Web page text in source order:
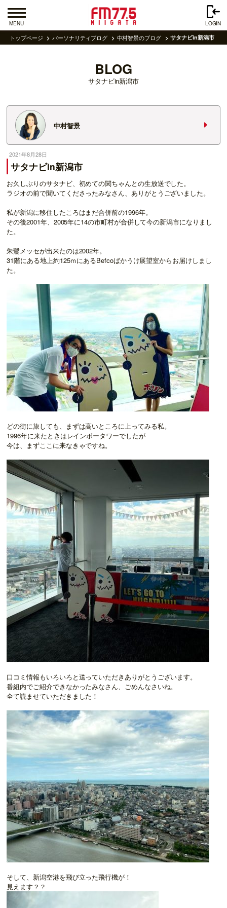
MENU LOGIN
トップページ パーソナリティブログ 中村智景のブログ サタナビin新潟市
BLOG
サタナビin新潟市
中村智景
2021年8月28日
サタナビin新潟市
お久しぶりのサタナビ、初めての関ちゃんとの生放送でした。
ラジオの前で聞いてくださったみなさん、ありがとうございました。
私が新潟に移住したころはまだ合併前の1996年。
その後2001年、2005年に14の市町村が合併して今の新潟市になりまし
た。
朱鷺メッセが出来たのは2002年。
31階にある地上約125ｍにあるBefcoばかうけ展望室からお届けしまし
た。
どの街に旅しても、まずは高いところに上ってみる私。
1996年に来たときはレインボータワーでしたが
今は、まずここに来なきゃですね。
口コミ情報もいろいろと送っていただきありがとうございます。
番組内でご紹介できなかったみなさん、ごめんなさいね。
全て読ませていただきました！
そして、新潟空港を飛び立った飛行機が！
見えます？？